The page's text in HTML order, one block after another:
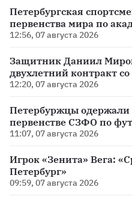
Петербургская
первенства мира по
12:56, 07 августа 2026
Защитник Даниил
двухлетний контракт
12:20, 07 августа 2026
Петербуржцы
первенстве СЗФО по
11:07, 07 августа 2026
Игрок «Зенита» Вега:
Петербург»
09:59, 07 августа 2026